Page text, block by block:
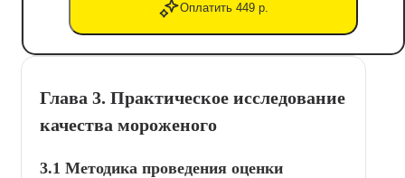
Оплатить 449 р.
Глава 3. Практическое исследование
качества мороженого
3.1 Методика проведения оценки